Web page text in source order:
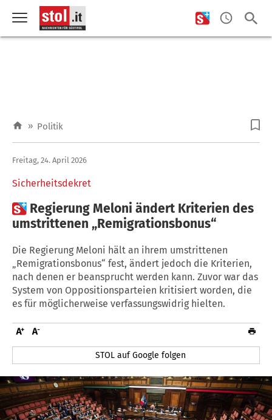
» Politik
Sicherheitsdekret
Freitag, 24. April 2026
 Regierung Meloni ändert Kriterien des
umstrittenen „Remigrationsbonus“
Die Regierung Meloni hält an ihrem umstrittenen
„Remigrationsbonus“ fest, ändert jedoch die Kriterien,
nach denen er beansprucht werden kann. Zuvor war das
System von Oppositionsparteien kritisiert worden, die
es für möglicherweise verfassungswidrig hielten.
STOL auf Google folgen